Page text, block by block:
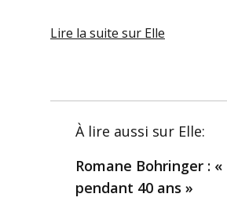
Lire la suite sur Elle
À lire aussi sur Elle:
Romane Bohringer :
pendant 40 ans »